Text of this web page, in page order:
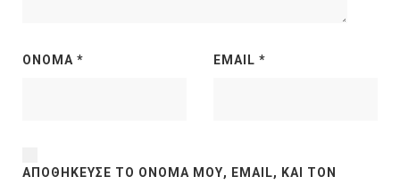
ΌΝΟΜΑ * EMAIL *
ΑΠΟΘΉΚΕΥΣΕ ΤΟ ΌΝΟΜΆ ΜΟΥ, EMAIL, ΚΑΙ ΤΟΝ